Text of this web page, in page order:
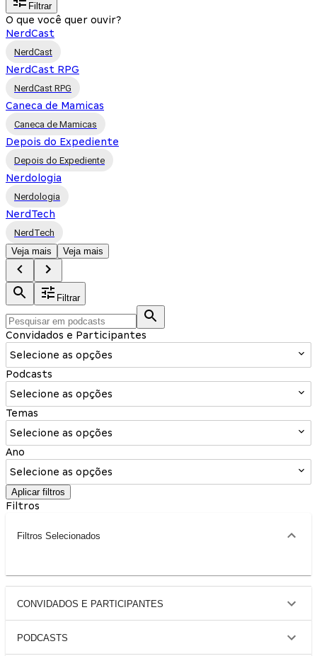
Filtrar
O que você quer ouvir?
NerdCast
NerdCast
NerdCast RPG
NerdCast RPG
Caneca de Mamicas
Caneca de Mamicas
Depois do Expediente
Depois do Expediente
Nerdologia
Nerdologia
NerdTech
NerdTech
Veja mais
Veja mais
Filtrar
Convidados e Participantes
Selecione as opções
Podcasts
Selecione as opções
Temas
Selecione as opções
Ano
Selecione as opções
Aplicar filtros
Filtros
Filtros Selecionados
CONVIDADOS E PARTICIPANTES
PODCASTS